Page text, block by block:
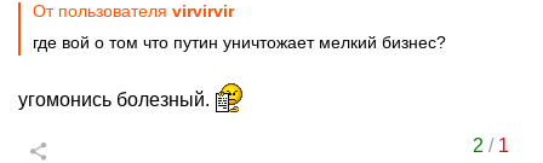
От пользователя virvirvir
где вой о том что путин уничтожает мелкий бизнес?
угомонись болезный.
2 / 1